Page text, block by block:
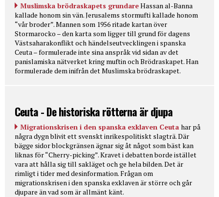
Muslimska brödraskapets grundareHassan al-Banna
kallade honom sin vän. Jerusalems stormufti kallade honom
“vår broder”. Mannen som 1956 ritade kartan över
Stormarocko – den karta som ligger till grund för dagens
Västsaharakonflikt och händelseutvecklingen i spanska
Ceuta – formulerade inte sina anspråk vid sidan av det
panislamiska nätverket kring muftin och Brödraskapet. Han
formulerade dem inifrån det Muslimska brödraskapet.
Ceuta - De historiska rötterna är djupa
Migrationskrisen i den spanska exklaven Ceuta har på
några dygn blivit ett svenskt inrikespolitiskt slagträ. Där
bägge sidor blockgränsen ägnar sig åt något som bäst kan
liknas för “Cherry-picking”. Kravet i debatten borde istället
vara att hålla sig till sakläget och ge hela bilden. Det är
rimligt i tider med desinformation. Frågan om
migrationskrisen i den spanska exklaven är större och går
djupare än vad som är allmänt känt.